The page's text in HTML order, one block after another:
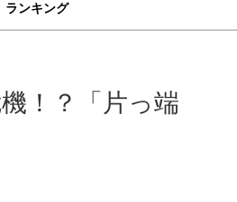
ランキング
！？「片っ端